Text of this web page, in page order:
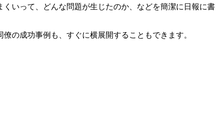
いって、どんな問題が生じたのか、などを簡潔に日報に書
の成功事例も、すぐに横展開することもできます。